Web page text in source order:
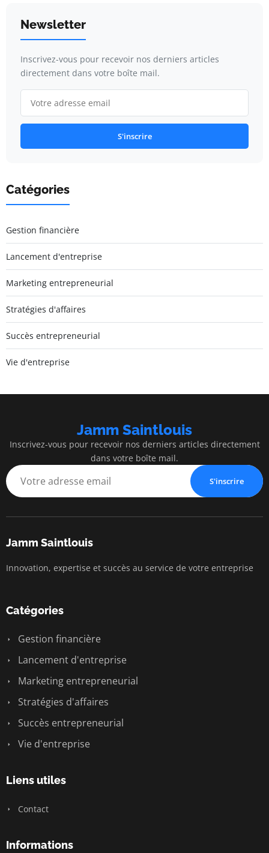
Newsletter
Inscrivez-vous pour recevoir nos derniers articles
directement dans votre boîte mail.
S'inscrire
Catégories
Gestion financière
Lancement d'entreprise
Marketing entrepreneurial
Stratégies d'affaires
Succès entrepreneurial
Vie d'entreprise
Jamm Saintlouis
Inscrivez-vous pour recevoir nos derniers articles directement
dans votre boîte mail.
S'inscrire
Jamm Saintlouis
Innovation, expertise et succès au service de votre entreprise
Catégories
Gestion financière
Lancement d'entreprise
Marketing entrepreneurial
Stratégies d'affaires
Succès entrepreneurial
Vie d'entreprise
Liens utiles
Contact
Informations